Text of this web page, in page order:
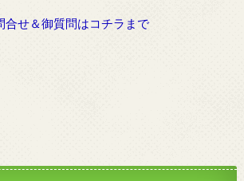
合せ＆御質問はコチラまで